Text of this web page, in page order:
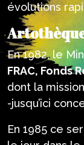
évolutions
En 1982, le
FRAC, Fonds
dont la
-jusqu’ici
En 1985 ce